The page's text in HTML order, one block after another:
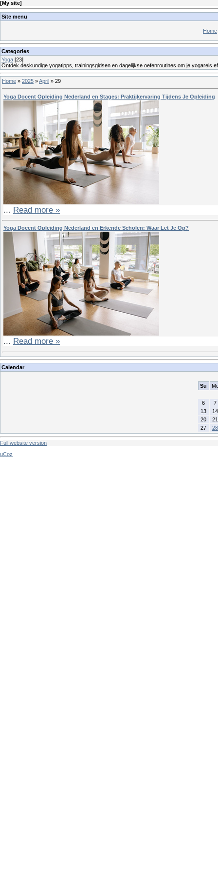
[My site]
Site menu
Home
Categories
Yoga [23]
Ontdek deskundige yogatipps, trainingsgidsen en dagelijkse oefenroutines om je yogareis
Home » 2025 »April » 29
Yoga Docent Opleiding Nederland en Stages: Praktijkervaring Tijdens Je Opleiding
... Read more »
Yoga Docent Opleiding Nederland en Erkende Scholen: Waar Let Je Op?
... Read more »
Calendar
Su
6
7
13
14
20
21
27
28
Full website version
uCoz